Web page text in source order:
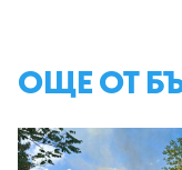
ОЩЕ ОТ